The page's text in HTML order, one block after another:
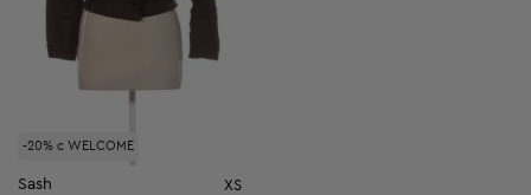
-20% с WELCOME
Sash XS